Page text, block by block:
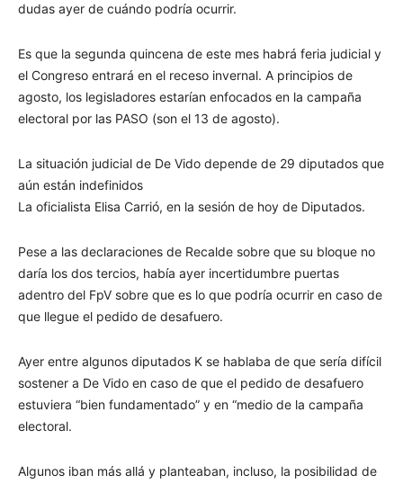
dudas ayer de cuándo podría ocurrir.
Es que la segunda quincena de este mes habrá feria judicial y
el Congreso entrará en el receso invernal. A principios de
agosto, los legisladores estarían enfocados en la campaña
electoral por las PASO (son el 13 de agosto).
La situación judicial de De Vido depende de 29 diputados que
aún están indefinidos
La oficialista Elisa Carrió, en la sesión de hoy de Diputados.
Pese a las declaraciones de Recalde sobre que su bloque no
daría los dos tercios, había ayer incertidumbre puertas
adentro del FpV sobre que es lo que podría ocurrir en caso de
que llegue el pedido de desafuero.
Ayer entre algunos diputados K se hablaba de que sería difícil
sostener a De Vido en caso de que el pedido de desafuero
estuviera “bien fundamentado” y en “medio de la campaña
electoral.
Algunos iban más allá y planteaban, incluso, la posibilidad de